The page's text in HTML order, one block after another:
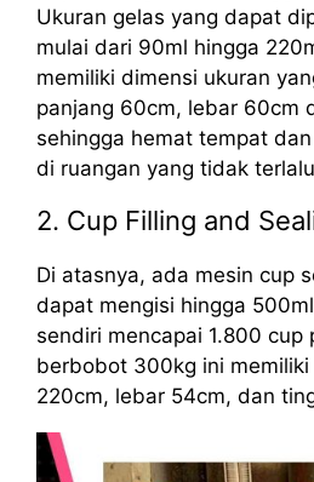
Ukuran gelas yang dapat
mulai dari 90ml hingga
memiliki dimensi ukuran
panjang 60cm, lebar 60cm
sehingga hemat tempat
di ruangan yang tidak
2. Cup Filling and
Di atasnya, ada mesin cup
dapat mengisi hingga
sendiri mencapai 1.800 cup
berbobot 300kg ini memiliki
220cm, lebar 54cm, dan